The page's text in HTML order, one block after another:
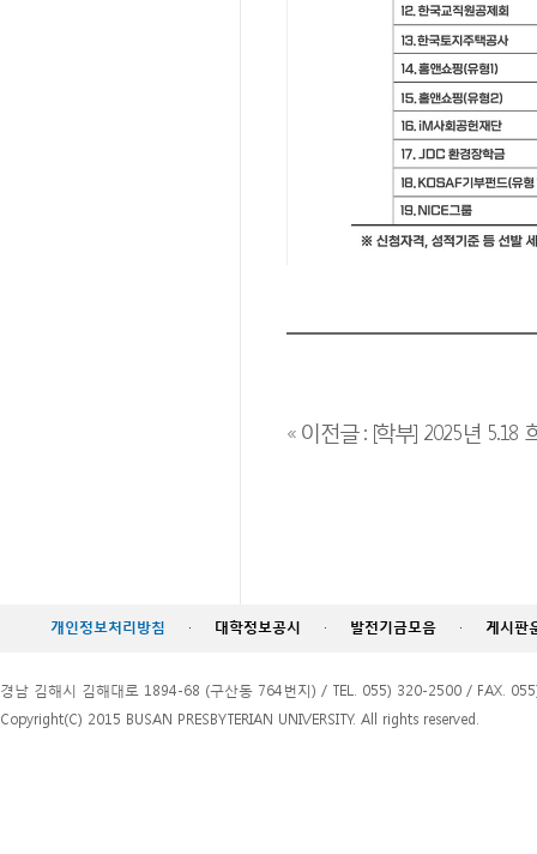
« 이전글 : [학부] 2025년 5.18
개인정보처리방침 · 대학정보공시 · 발전기금모음 · 게시판
경남 김해시 김해대로 1894-68 (구산동 764번지) / TEL. 055) 320-2500 / FAX.
Copyright(C) 2015 BUSAN PRESBYTERIAN UNIVERSITY. All rights reserved.